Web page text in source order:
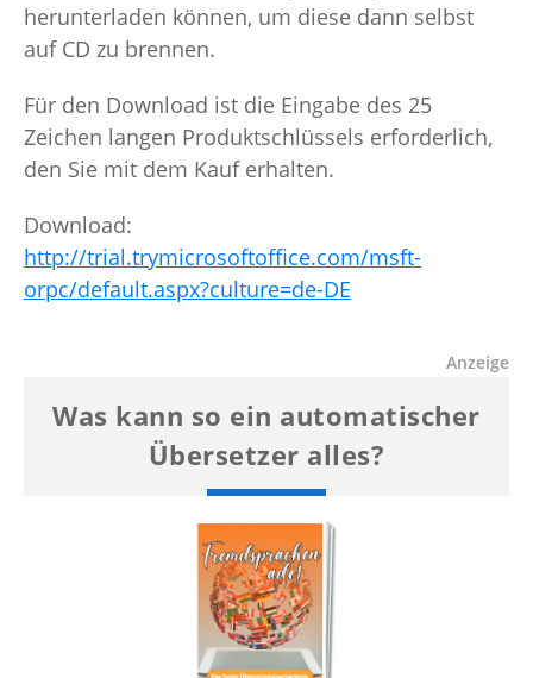
herunterladen können, um diese dann selbst
auf CD zu brennen.
Für den Download ist die Eingabe des 25
Zeichen langen Produktschlüssels erforderlich,
den Sie mit dem Kauf erhalten.
Download:
http://trial.trymicrosoftoffice.com/msft-
orpc/default.aspx?culture=de-DE